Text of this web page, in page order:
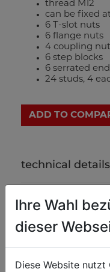
thread M12
can be fixed
6 T-slot nuts
6 flange nuts
4 coupling
6 step blocks
6 serrated
24 studs, 4
ADD TO
technical details
weight
net weight in kg
gross weight in kg
Ihre Wahl
dieser
Diese Website